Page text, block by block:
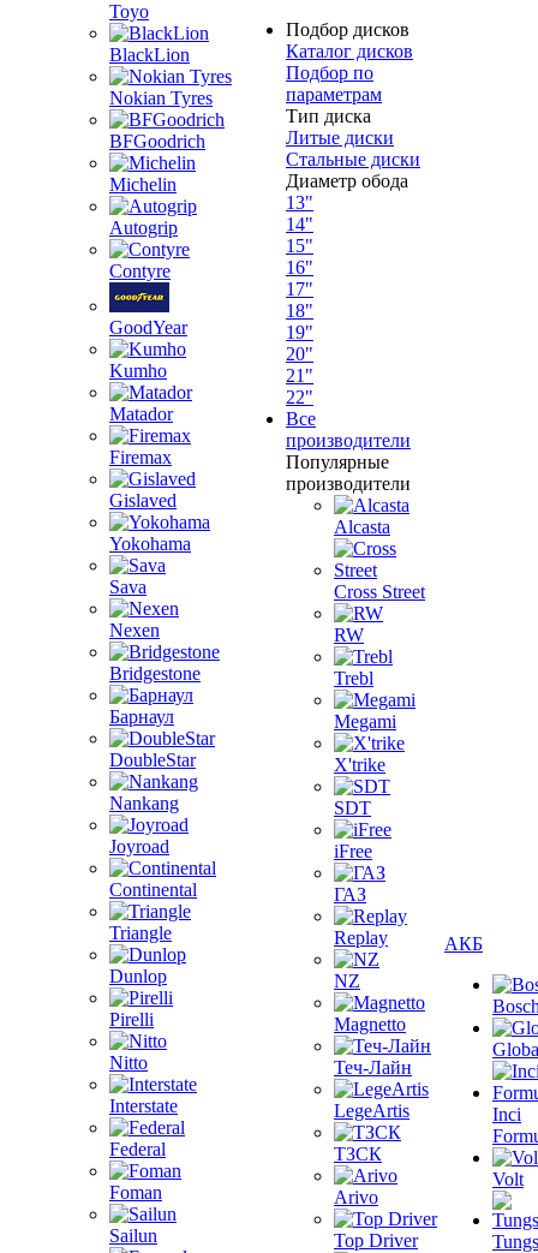
Toyo
BlackLion
Nokian Tyres
BFGoodrich
Michelin
Autogrip
Contyre
GoodYear
Kumho
Matador
Firemax
Gislaved
Yokohama
Sava
Nexen
Bridgestone
Барнаул
DoubleStar
Nankang
Joyroad
Continental
Triangle
Dunlop
Pirelli
Nitto
Interstate
Federal
Foman
Sailun
Подбор дисков
Каталог дисков
Подбор по
параметрам
Тип диска
Литые диски
Стальные диски
Диаметр обода
13"
14"
15"
16"
17"
18"
19"
20"
21"
22"
Все
производители
Популярные
производители
Alcasta
Cross Street
RW
Trebl
Megami
X'trike
SDT
iFree
ГАЗ
Replay
NZ
Magnetto
Теч-Лайн
LegeArtis
ТЗСК
Arivo
Top Driver
АКБ
Inci
Volt